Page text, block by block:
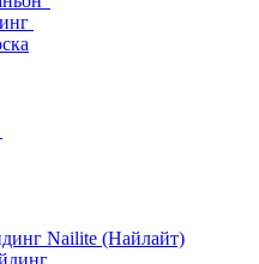
Nailite (Найлайт)